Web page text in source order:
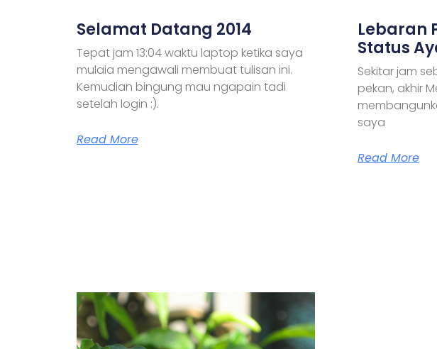
Selamat Datang 2014
Tepat jam 13:04 waktu laptop ketika saya
mulaia mengawali membuat tulisan ini.
Kemudian bingung mau ngapain tadi
setelah login :).
Read More
Lebaran
Status
Sekitar jam
pekan, akhir
saya
Read More